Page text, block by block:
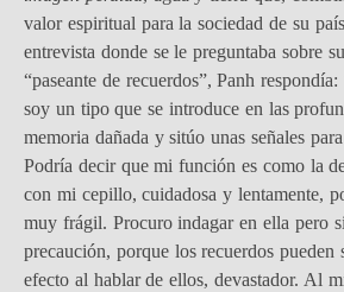
valor espiritual para la sociedad de su
entrevista donde se le preguntaba sobre
“paseante de recuerdos”, Panh
soy un tipo que se introduce en las
memoria dañada y sitúo unas señales
Podría decir que mi función es como la
con mi cepillo, cuidadosa y lentamente,
muy frágil. Procuro indagar en ella pero
precaución, porque los recuerdos pueden
efecto al hablar de ellos, devastador. Al